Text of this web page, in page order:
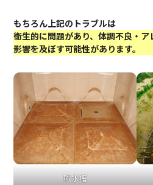
もちろん上記のトラブルは
衛生的に問題があり、体調不良・
影響を及ぼす可能性があります。
貯水槽